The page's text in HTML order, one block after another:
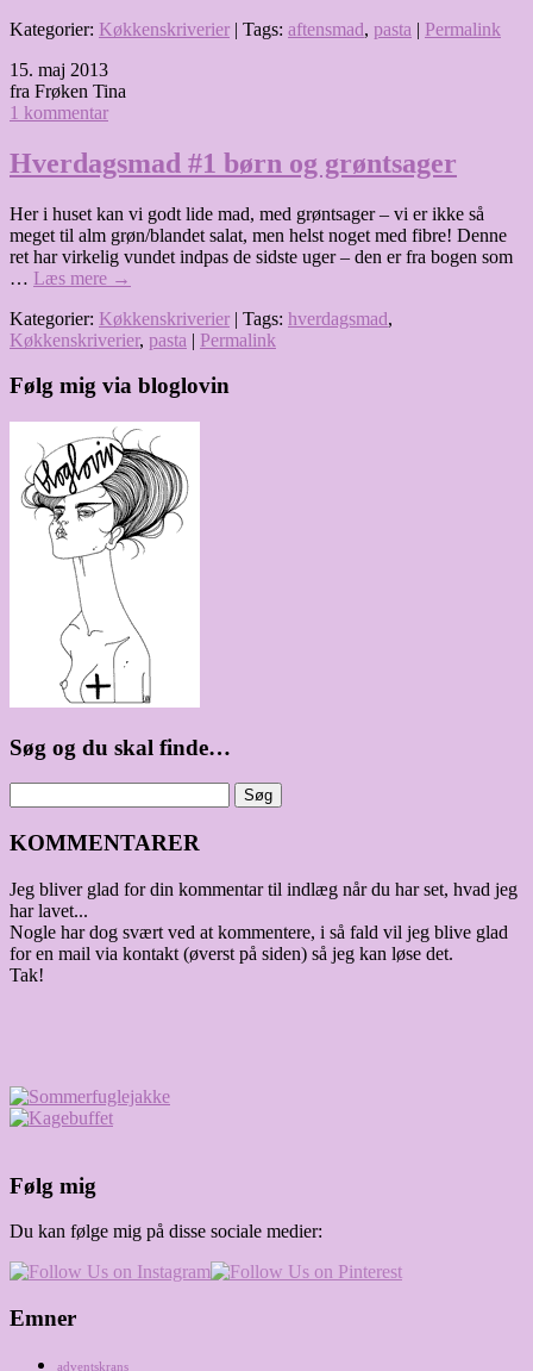
Kategorier: Køkkenskriverier | Tags: aftensmad, pasta | Permalink
15. maj 2013
fra Frøken Tina
1 kommentar
Hverdagsmad #1 børn og grøntsager
Her i huset kan vi godt lide mad, med grøntsager – vi er ikke så
meget til alm grøn/blandet salat, men helst noget med fibre! Denne
ret har virkelig vundet indpas de sidste uger – den er fra bogen som
… Læs mere →
Kategorier: Køkkenskriverier | Tags: hverdagsmad,
Køkkenskriverier, pasta | Permalink
Følg mig via bloglovin
Søg og du skal finde…
KOMMENTARER
Jeg bliver glad for din kommentar til indlæg når du har set, hvad jeg
har lavet...
Nogle har dog svært ved at kommentere, i så fald vil jeg blive glad
for en mail via kontakt (øverst på siden) så jeg kan løse det.
Tak!
Følg mig
Du kan følge mig på disse sociale medier:
Emner
adventskrans